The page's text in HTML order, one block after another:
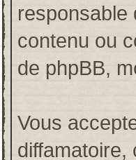
responsable
contenu ou
de phpBB,
Vous
diffamatoire,